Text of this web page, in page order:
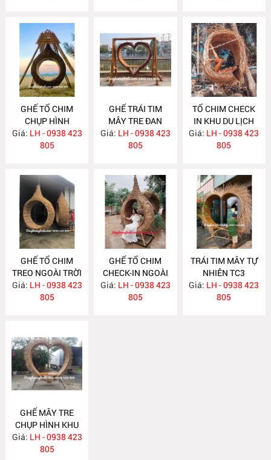
GHẾ TỔ CHIM
CHỤP HÌNH
NGOÀI TRỜI
MA574
Giá: LH - 0938 423
805
GHẾ TRÁI TIM
MÂY TRE ĐAN
CHỤP HÌNH
MA573
Giá: LH - 0938 423
805
TỔ CHIM CHECK
IN KHU DU LỊCH
TC6
Giá: LH - 0938 423
805
GHẾ TỔ CHIM
TREO NGOÀI TRỜI
KHU DU LỊCH TC5
Giá: LH - 0938 423
805
GHẾ TỔ CHIM
CHECK-IN NGOÀI
TRỜI TC4
Giá: LH - 0938 423
805
TRÁI TIM MÂY TỰ
NHIÊN TC3
Giá: LH - 0938 423
805
GHẾ MÂY TRE
CHỤP HÌNH KHU
DU LỊCH TC2
Giá: LH - 0938 423
805